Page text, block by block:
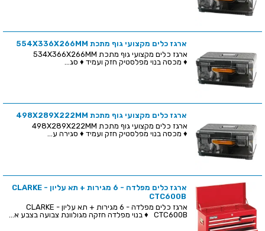
ארגז כלים מקצועי גוף מתכת 554X336X266MM
♦ מכסה בנוי מפלסטיק חזק ועמיד ♦ סג...
ארגז כלים מקצועי גוף מתכת 498X289X222MM
♦ מכסה בנוי מפלסטיק חזק ועמיד ♦ סגירה ע...
ארגז כלים מפלדה - 6 מגירות + תא עליון - CLARKE
CTC600B
ארגז כלים מפלדה - 6 מגירות + תא עליון - CLARKE
CTC600B ♦ בנוי מפלדה חזקה מגולוונת צבועה בצבע א...